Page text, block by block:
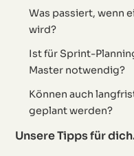
Was passiert, wenn
wird?
Ist für Sprint-
Master notwendig?
Können auch
geplant werden?
Unsere Tipps für